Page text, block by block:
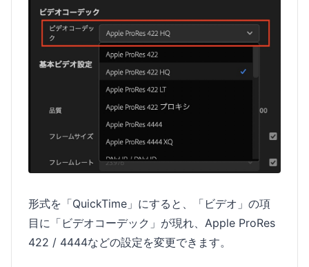
形式を「QuickTime」にすると、「ビデオ」の項
目に「ビデオコーデック」が現れ、Apple ProRes
422 / 4444などの設定を変更できます。